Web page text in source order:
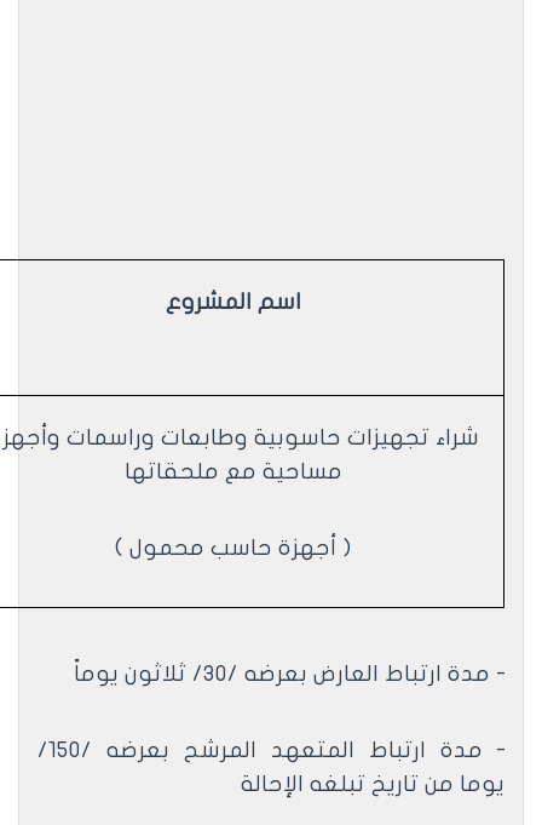
اسم المشروع
شراء تجهيزات حاسوبية وطابعات وراسمات
مساحية مع ملحقاتها
( أجهزة حاسب محمول )
- مدة ارتباط العارض بعرضه /30/ ثلاثون يوماً
- مدة ارتباط المتعهد المرشح بعرضه /150/
يوما من تاريخ تبلغه الإحالة